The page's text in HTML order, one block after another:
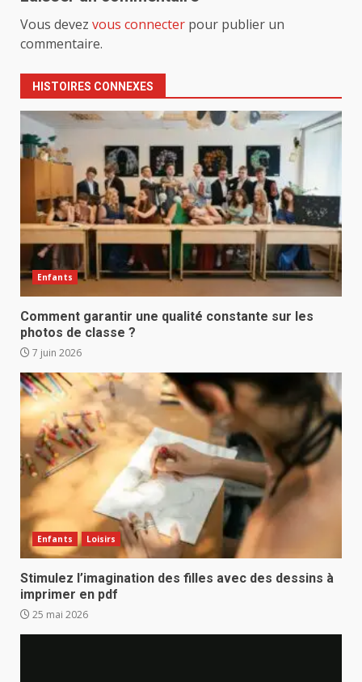
Vous devez vous connecter pour publier un
commentaire.
HISTOIRES CONNEXES
Enfants
Comment garantir une qualité constante sur les
photos de classe ?
7 juin 2026
Enfants Loisirs
Stimulez l’imagination des filles avec des dessins à
imprimer en pdf
25 mai 2026